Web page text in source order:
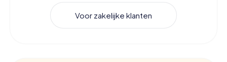
Voor zakelijke klanten